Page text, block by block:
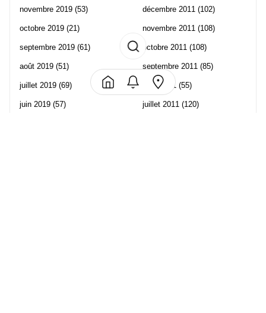
novembre 2019 (53)
octobre 2019 (21)
septembre 2019 (61)
août 2019 (51)
juillet 2019 (69)
juin 2019 (57)
décembre 2011 (102)
novembre 2011 (108)
octobre 2011 (108)
septembre 2011 (85)
août 2011 (55)
juillet 2011 (120)